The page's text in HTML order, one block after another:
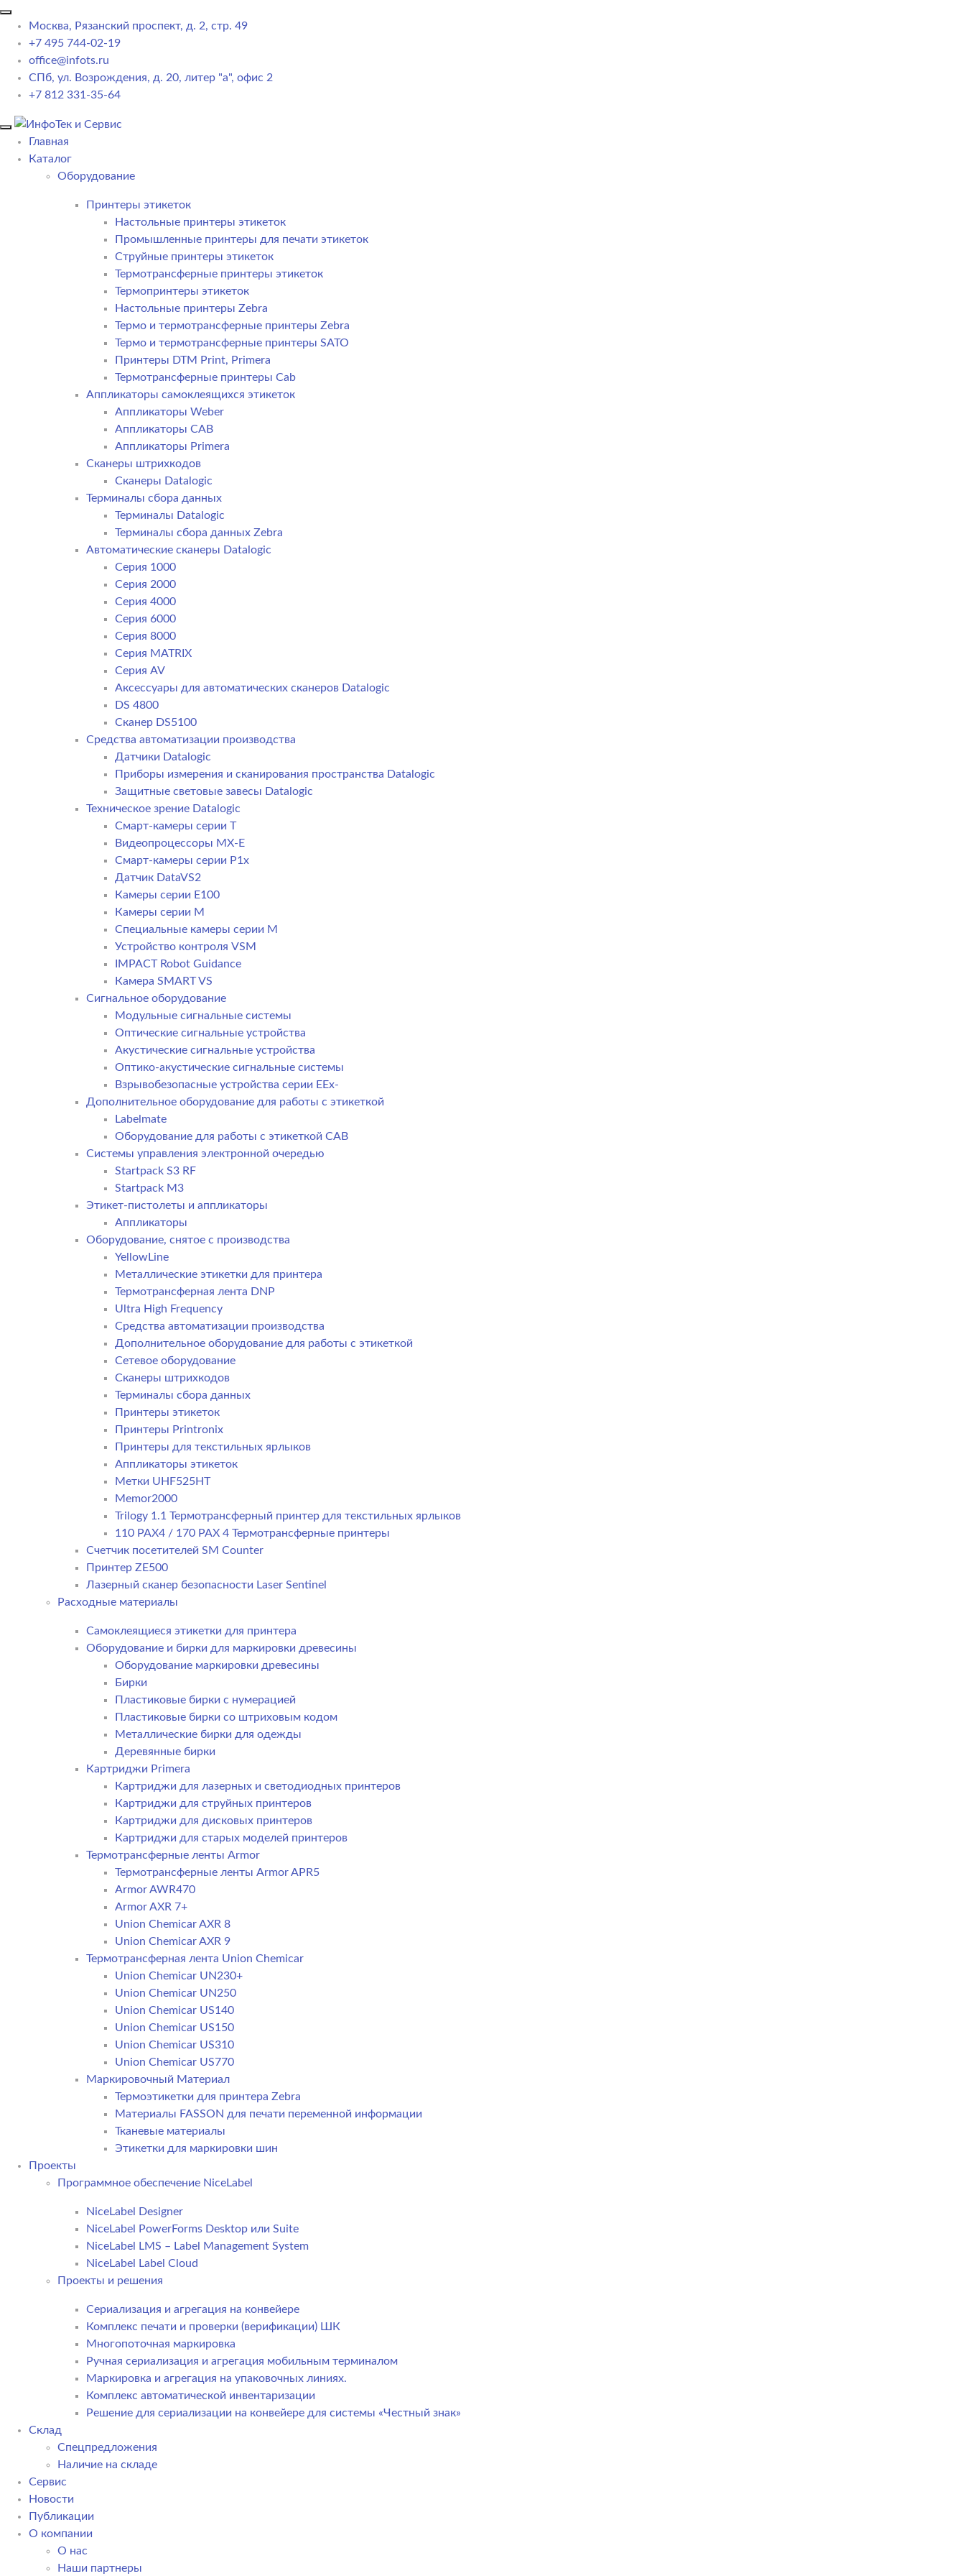
Москва, Рязанский проспект, д. 2, стр. 49
+7 495 744-02-19
office@infots.ru
СПб, ул. Возрождения, д. 20, литер "a", офис 2
+7 812 331-35-64
Главная
Каталог
Оборудование
Принтеры этикеток
Настольные принтеры этикеток
Промышленные принтеры для печати этикеток
Струйные принтеры этикеток
Термотрансферные принтеры этикеток
Термопринтеры этикеток
Настольные принтеры Zebra
Термо и термотрансферные принтеры Zebra
Термо и термотрансферные принтеры SATO
Принтеры DTM Print, Primera
Термотрансферные принтеры Cab
Аппликаторы самоклеящихся этикеток
Аппликаторы Weber
Аппликаторы CAB
Аппликаторы Primera
Сканеры штрихкодов
Сканеры Datalogic
Терминалы сбора данных
Терминалы Datalogic
Терминалы сбора данных Zebra
Автоматические сканеры Datalogic
Серия 1000
Серия 2000
Серия 4000
Серия 6000
Серия 8000
Серия MATRIX
Серия AV
Аксессуары для автоматических сканеров Datalogic
DS 4800
Сканер DS5100
Средства автоматизации производства
Датчики Datalogic
Приборы измерения и сканирования пространства Datalogic
Защитные световые завесы Datalogic
Техническое зрение Datalogic
Смарт-камеры серии T
Видеопроцессоры MX-E
Смарт-камеры серии P1x
Датчик DataVS2
Камеры серии E100
Камеры серии M
Специальные камеры серии M
Устройство контроля VSM
IMPACT Robot Guidance
Камера SMART VS
Cигнальное оборудование
Модульные сигнальные системы
Оптические сигнальные устройства
Акустические сигнальные устройства
Оптико-акустические сигнальные системы
Взрывобезопасные устройства серии EEx-
Дополнительное оборудование для работы с этикеткой
Labelmate
Оборудование для работы с этикеткой CAB
Системы управления электронной очередью
Startpack S3 RF
Startpack M3
Этикет-пистолеты и аппликаторы
Аппликаторы
Оборудование, снятое с производства
YellowLine
Металлические этикетки для принтера
Термотрансферная лента DNP
Ultra High Frequency
Средства автоматизации производства
Дополнительное оборудование для работы с этикеткой
Сетевое оборудование
Сканеры штрихкодов
Терминалы сбора данных
Принтеры этикеток
Принтеры Printronix
Принтеры для текстильных ярлыков
Аппликаторы этикеток
Метки UHF525HT
Memor2000
Trilogy 1.1 Термотрансферный принтер для текстильных ярлыков
110 PAX4 / 170 PAX 4 Термотрансферные принтеры
Счетчик посетителей SM Counter
Принтер ZE500
Лазерный сканер безопасности Laser Sentinel
Расходные материалы
Самоклеящиеся этикетки для принтера
Оборудование и бирки для маркировки древесины
Оборудование маркировки древесины
Бирки
Пластиковые бирки с нумерацией
Пластиковые бирки со штриховым кодом
Металлические бирки для одежды
Деревянные бирки
Картриджи Primera
Картриджи для лазерных и светодиодных принтеров
Картриджи для струйных принтеров
Картриджи для дисковых принтеров
Картриджи для старых моделей принтеров
Термотрансферные ленты Armor
Термотрансферные ленты Armor APR5
Armor AWR470
Armor AXR 7+
Union Chemicar AXR 8
Union Chemicar AXR 9
Термотрансферная лента Union Chemicar
Union Chemicar UN230+
Union Chemicar UN250
Union Chemicar US140
Union Chemicar US150
Union Chemicar US310
Union Chemicar US770
Маркировочный Материал
Термоэтикетки для принтера Zebra
Материалы FASSON для печати переменной информации
Тканевые материалы
Этикетки для маркировки шин
Проекты
Программное обеспечение NiceLabel
NiceLabel Designer
NiceLabel PowerForms Desktop или Suite
NiceLabel LMS – Label Management System
NiceLabel Label Cloud
Проекты и решения
Сериализация и агрегация на конвейере
Комплекс печати и проверки (верификации) ШК
Многопоточная маркировка
Ручная сериализация и агрегация мобильным терминалом
Маркировка и агрегация на упаковочных линиях.
Комплекс автоматической инвентаризации
Решение для сериализации на конвейере для системы «Честный знак»
Склад
Спецпредложения
Наличие на складе
Сервис
Новости
Публикации
О компании
О нас
Наши партнеры